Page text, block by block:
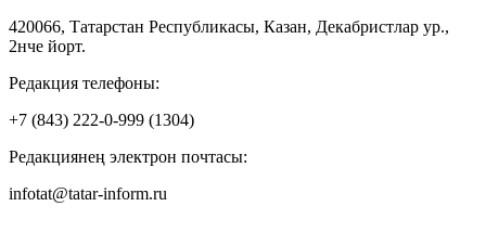
420066, Татарстан Республикасы, Казан, Декабристлар ур.,
2нче йорт.
Редакция телефоны:
+7 (843) 222-0-999 (1304)
Редакциянең электрон почтасы:
infotat@tatar-inform.ru